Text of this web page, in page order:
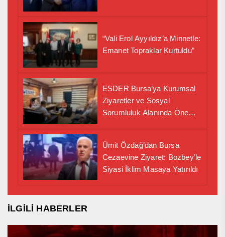
“Vali Erol Ayyıldız’a Minnetle:
Emanet Topraklar Kurtuldu”
ESDER Bursa’ya Kurumsal
Ziyaretler ve Sosyal
Sorumluluk Alanında Önemli
Ümit Özdağ’dan Bursa
Cezaevine Ziyaret: Bozbey’le
Siyasi İklim Masaya Yatırıldı
İLGİLİ HABERLER